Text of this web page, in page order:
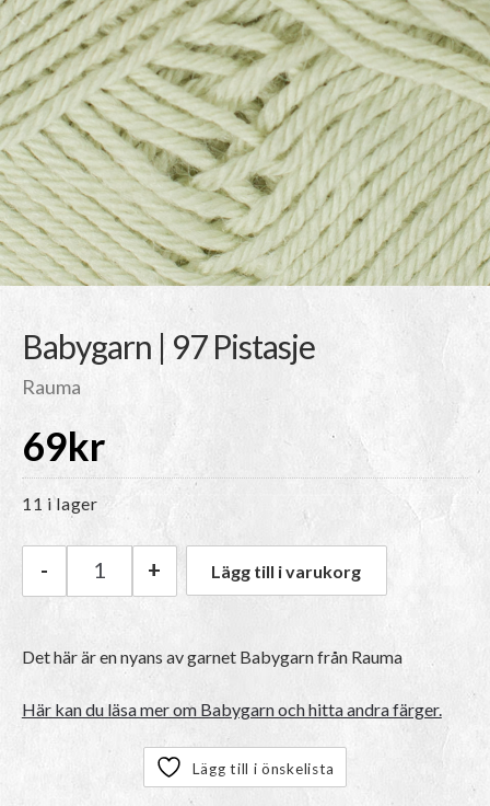
Babygarn | 97 Pistasje
Rauma
69kr
11 i lager
Rauma Babygarn | 97 Pistasje mängd
- + Lägg till i varukorg
Det här är en nyans av garnet Babygarnfrån Rauma
Här kan du läsa mer om Babygarn och hitta andra färger.
Lägg till i önskelista